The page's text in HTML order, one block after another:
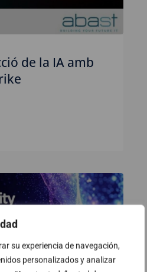
su experiencia de navegación,
personalizados y analizar
de la IA amb